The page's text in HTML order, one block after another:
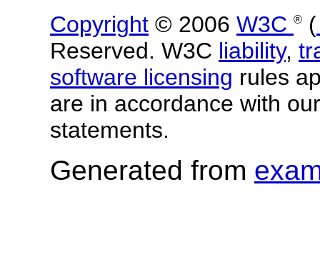
Copyright © 2006 W3C ®
(
Reserved. W3C liability,
software licensing rules
are in accordance with
statements.
Generated from